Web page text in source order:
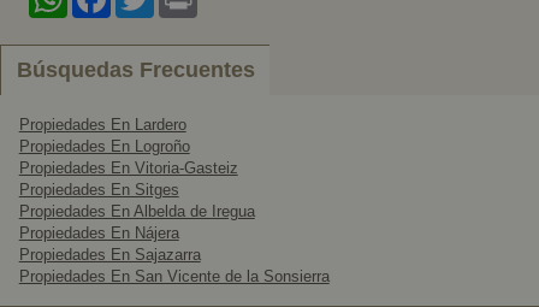
Búsquedas Frecuentes
Propiedades En Lardero
Propiedades En Logroño
Propiedades En Vitoria-Gasteiz
Propiedades En Sitges
Propiedades En Albelda de Iregua
Propiedades En Nájera
Propiedades En Sajazarra
Propiedades En San Vicente de la Sonsierra